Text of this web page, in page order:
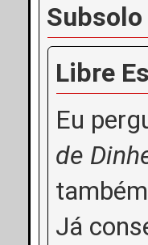
Subsolo
Libre
Eu
de
Já